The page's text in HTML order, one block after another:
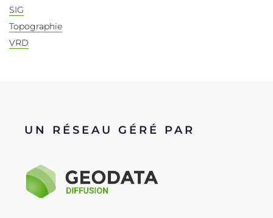
SIG
Topographie
VRD
UN RÉSEAU GÉRÉ PAR